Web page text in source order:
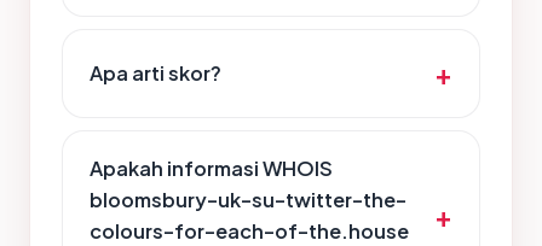
Apa arti skor?
Apakah informasi WHOIS
bloomsbury-uk-su-twitter-the-
colours-for-each-of-the.house